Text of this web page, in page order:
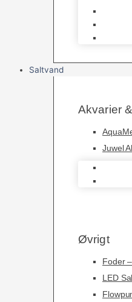
Saltvand
Akvarier
Juwel
Øvrigt
Foder
LED